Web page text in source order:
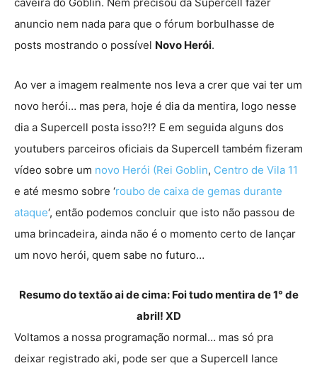
caveira do Goblin. Nem precisou da Supercell fazer
anuncio nem nada para que o fórum borbulhasse de
posts mostrando o possível Novo Herói.
Ao ver a imagem realmente nos leva a crer que vai ter um
novo herói… mas pera, hoje é dia da mentira, logo nesse
dia a Supercell posta isso?!? E em seguida alguns dos
youtubers parceiros oficiais da Supercell também fizeram
vídeo sobre um novo Herói (Rei Goblin, Centro de Vila 11
e até mesmo sobre ‘roubo de caixa de gemas durante
ataque‘, então podemos concluir que isto não passou de
uma brincadeira, ainda não é o momento certo de lançar
um novo herói, quem sabe no futuro…
Resumo do textão ai de cima: Foi tudo mentira de 1° de
abril! XD
Voltamos a nossa programação normal… mas só pra
deixar registrado aki, pode ser que a Supercell lance